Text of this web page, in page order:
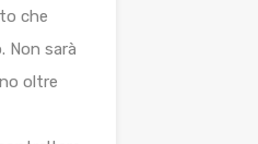
che
Non sarà
oltre